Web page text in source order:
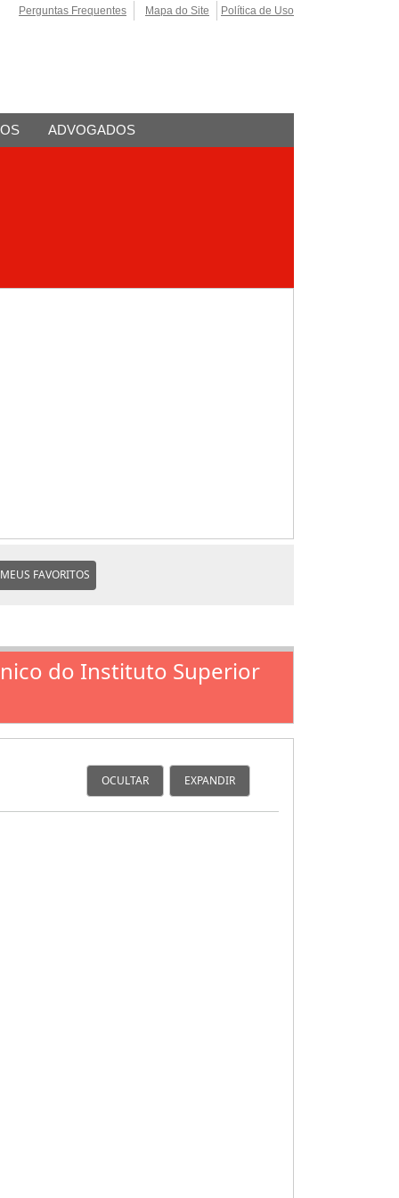
Perguntas Frequentes Mapa do Site Política de Uso
ADVOGADOS
FAVORITOS
do Instituto Superior
OCULTAR EXPANDIR